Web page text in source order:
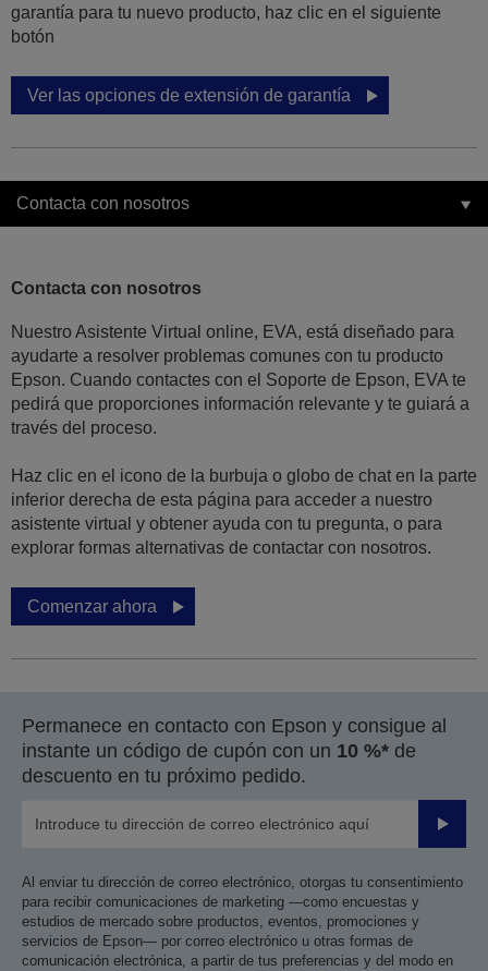
garantía para tu nuevo producto, haz clic en el siguiente
botón
Ver las opciones de extensión de garantía
Contacta con nosotros
Contacta con nosotros
Nuestro Asistente Virtual online, EVA, está diseñado para
ayudarte a resolver problemas comunes con tu producto
Epson. Cuando contactes con el Soporte de Epson, EVA te
pedirá que proporciones información relevante y te guiará a
través del proceso.
Haz clic en el icono de la burbuja o globo de chat en la parte
inferior derecha de esta página para acceder a nuestro
asistente virtual y obtener ayuda con tu pregunta, o para
explorar formas alternativas de contactar con nosotros.
Comenzar ahora
Permanece en contacto con Epson y consigue al
instante un código de cupón con un 10 %* de
descuento en tu próximo pedido.
Enviar
Al enviar tu dirección de correo electrónico, otorgas tu consentimiento
para recibir comunicaciones de marketing —como encuestas y
estudios de mercado sobre productos, eventos, promociones y
servicios de Epson— por correo electrónico u otras formas de
comunicación electrónica, a partir de tus preferencias y del modo en